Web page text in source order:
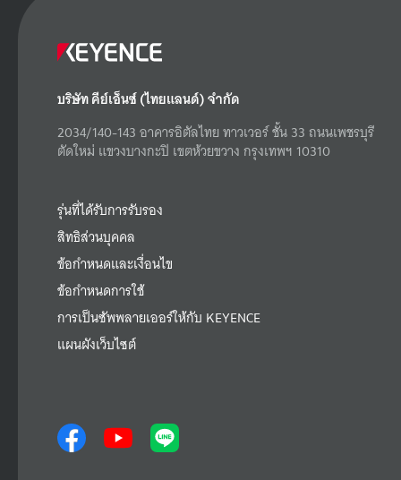
บริษัท คีย์เอ็นซ์ (ไทยแลนด์) จำกัด
2034/140-143 อาคารอิตัลไทย ทาวเวอร์ ชั้น 33 ถนนเพชรบุรี
ตัดใหม่ แขวงบางกะปิ เขตห้วยขวาง กรุงเทพฯ 10310
รุ่นที่ได้รับการรับรอง
สิทธิส่วนบุคคล
ข้อกำหนดและเงื่อนไข
ข้อกำหนดการใช้
การเป็นซัพพลายเออร์ให้กับ KEYENCE
แผนผังเว็บไซต์